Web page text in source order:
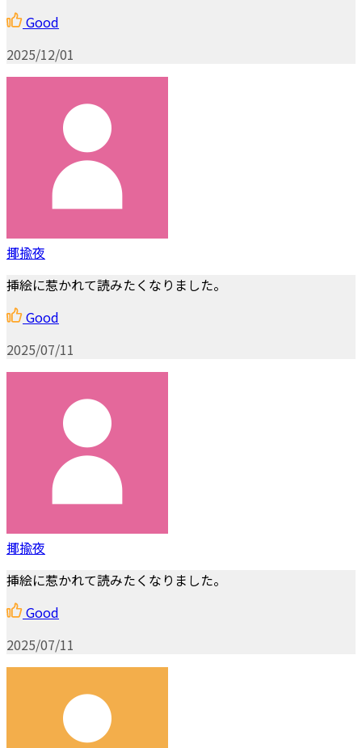
Good
2025/12/01
揶揄夜
挿絵に惹かれて読みたくなりました。
Good
2025/07/11
揶揄夜
挿絵に惹かれて読みたくなりました。
Good
2025/07/11